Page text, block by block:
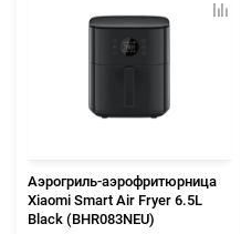
Аэрогриль-аэрофритюрница
Xiaomi Smart Air Fryer 6.5L
Black (BHR083NEU)